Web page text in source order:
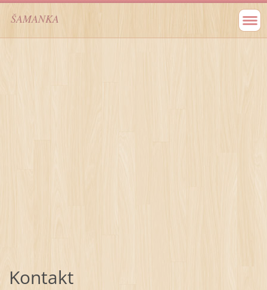
ŠAMANKA
Kontakt